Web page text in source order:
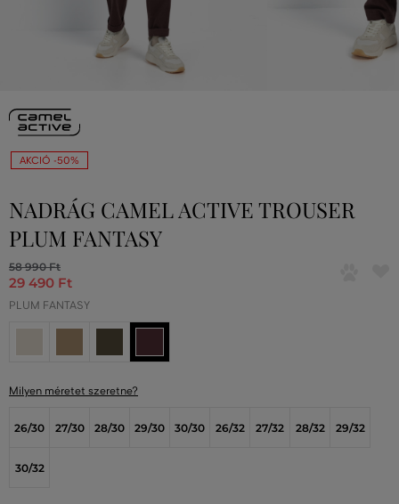
AKCIÓ -50%
NADRÁG CAMEL ACTIVE TROUSER
PLUM FANTASY
58 990 Ft
29 490 Ft
PLUM FANTASY
Milyen méretet szeretne?
26/30 27/30 28/30 29/30 30/30 26/32 27/32 28/32 29/32
30/32